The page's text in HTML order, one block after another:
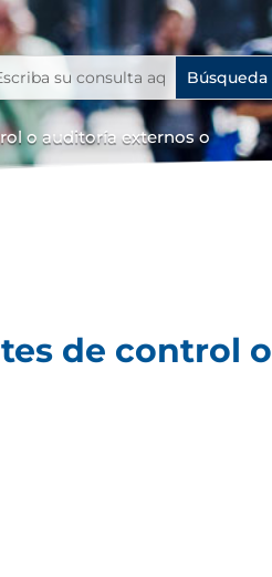
o auditoría externos o
de control o